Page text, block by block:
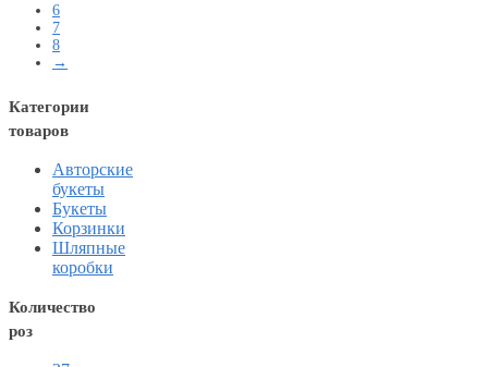
6
7
8
→
Категории
товаров
Авторские
букеты
Букеты
Корзинки
Шляпные
коробки
Количество
роз